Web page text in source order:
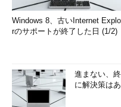
Windows 8、古いInternet
rのサポートが終了した日 (1/2)
進まない、
に解決策は